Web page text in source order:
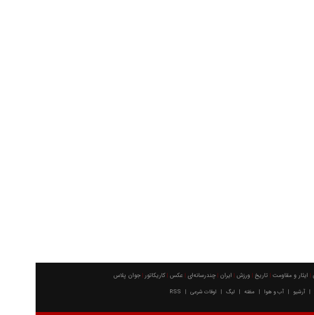
| ایثار و مقاومت | تاریخ | ورزش | ايران | چندرسانه‌ای | عکس | كاريكاتور | جوان پلاس
| آرشیو | آب و هوا | مظنه | لیگ | اوقات شرعی |
RSS